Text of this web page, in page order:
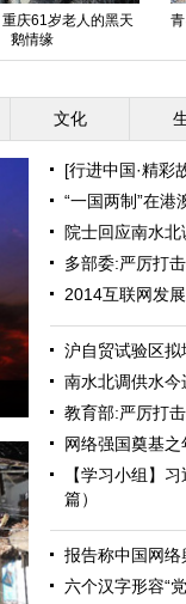
黑天
青岛胶州湾部分
文化
[行进中国·精彩
“一国两制”在港
院士回应南水
多部委:严厉打
2014互联网发
沪自贸试验区
南水北调供水
教育部:严厉打
网络强国奠基
【学习小组】
篇）
报告称中国网
六个汉字形容“